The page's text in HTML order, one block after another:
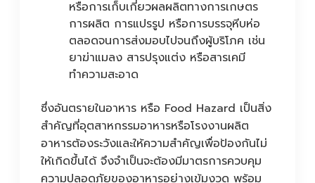
หรือการเก็บเกี่ยวผลผลิตทางการเกษตร
การผลิต การแปรรูป หรือการบรรจุหีบห่อ
ตลอดจนการส่งมอบไปจนถึงผู้บริโภค เช่น
ยาฆ่าแมลง สารปรุงแต่ง หรือสารเคมี
ทำความสะอาด
ซึ่งอันตรายในอาหาร หรือ Food Hazard เป็นสิ่ง
สำคัญที่อุตสาหกรรมอาหารหรือโรงงานผลิต
อาหารต้องระวังและให้ความสำคัญเพื่อป้องกันไม่
ให้เกิดขึ้นได้ จึงจำเป็นจะต้องมีมาตรการควบคุม
ความปลอดภัยของอาหารอย่างเข้มงวด พร้อม